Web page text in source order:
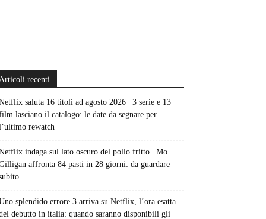
recenti
saluta 16 titoli ad agosto 2026 | 3 serie e 13
lasciano il catalogo: le date da segnare per
rewatch
indaga sul lato oscuro del pollo fritto | Mo
affronta 84 pasti in 28 giorni: da guardare
splendido errore 3 arriva su Netflix, l’ora esatta
debutto in italia: quando saranno disponibili gli